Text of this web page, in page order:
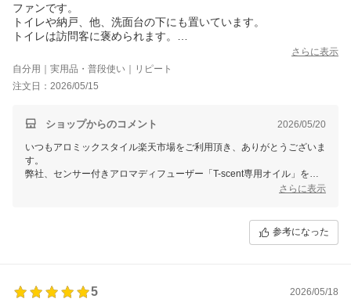
ファンです。
トイレや納戸、他、洗面台の下にも置いています。
トイレは訪問客に褒められます。
納戸は義親の昔の荷物の特有の古い匂いがするので、これがある
と助かります。
洗面台の下はカビ臭さが取れるので気に入っています。
さらに表示
自分用｜実用品・普段使い｜リピート
注文日：2026/05/15
ショップからのコメント 2026/05/20
いつもアロミックスタイル楽天市場をご利用頂き、ありがとうございま
す。
弊社、センサー付きアロマディフューザー「T-scent専用オイル」をお
T-scentオイルは消臭に特化した天然精油をブレンドしておりますの
で、消臭力は抜群でございます。天然アロマの良い香りで、毎日気持ち
さらに表示
参考になった
5
2026/05/18